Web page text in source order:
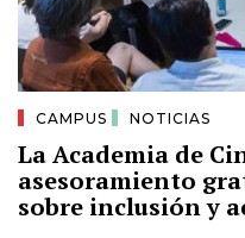
CAMPUS NOTICIAS
La Academia de
asesoramiento
sobre inclusión y